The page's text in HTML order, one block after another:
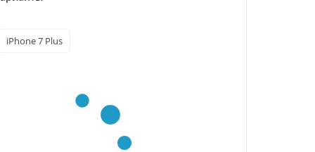
iPhone 7 Plus